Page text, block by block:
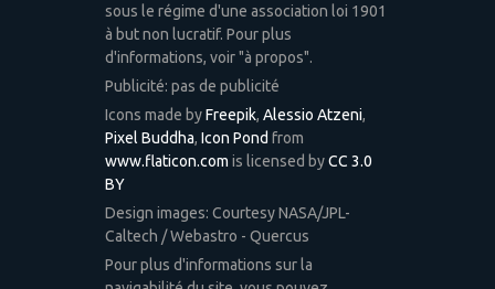
sous le régime d'une association loi 1901
à but non lucratif. Pour plus
d'informations, voir "à propos".
Publicité: pas de publicité
Icons made byFreepik, Alessio Atzeni,
Pixel Buddha, Icon Pond from
www.flaticon.com is licensed byCC 3.0
BY
Design images: Courtesy NASA/JPL-
Caltech / Webastro - Quercus
Pour plus d'informations sur la